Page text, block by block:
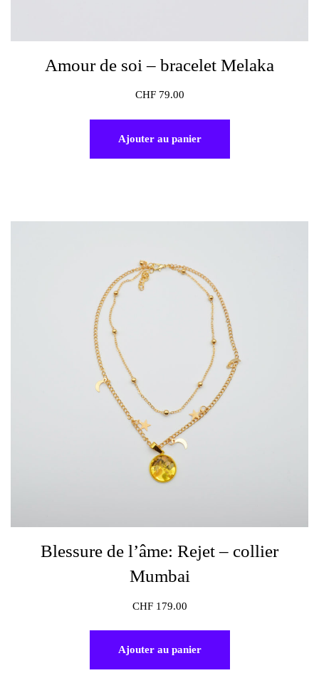
Amour de soi – bracelet Melaka
CHF79.00
Ajouter au panier
Blessure de l’âme: Rejet – collier
Mumbai
CHF179.00
Ajouter au panier